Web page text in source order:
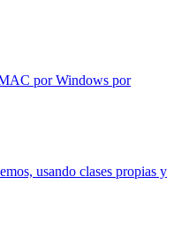
por Windows por
usando clases propias y